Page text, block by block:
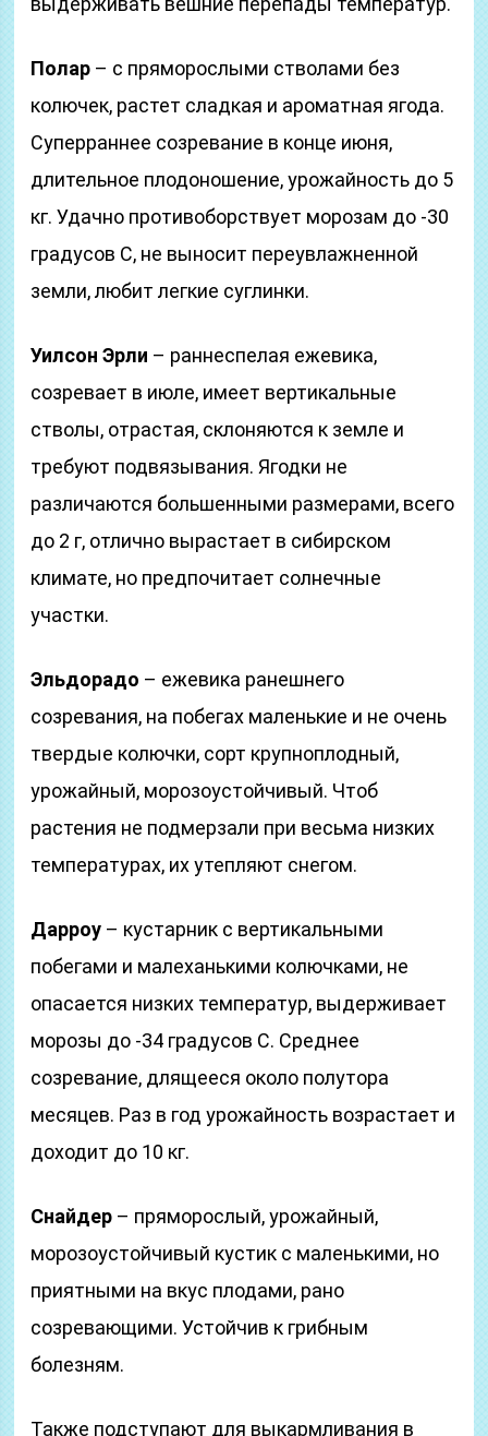
Полар – с пряморослыми стволами без
колючек, растет сладкая и ароматная ягода.
Суперраннее созревание в конце июня,
длительное плодоношение, урожайность до 5
кг. Удачно противоборствует морозам до -30
градусов С, не выносит переувлажненной
земли, любит легкие суглинки.
Уилсон Эрли – раннеспелая ежевика,
созревает в июле, имеет вертикальные
стволы, отрастая, склоняются к земле и
требуют подвязывания. Ягодки не
различаются большенными размерами, всего
до 2 г, отлично вырастает в сибирском
климате, но предпочитает солнечные
участки.
Эльдорадо – ежевика ранешнего
созревания, на побегах маленькие и не очень
твердые колючки, сорт крупноплодный,
урожайный, морозоустойчивый. Чтоб
растения не подмерзали при весьма низких
температурах, их утепляют снегом.
Дарроу – кустарник с вертикальными
побегами и малеханькими колючками, не
опасается низких температур, выдерживает
морозы до -34 градусов С. Среднее
созревание, длящееся около полутора
месяцев. Раз в год урожайность возрастает и
доходит до 10 кг.
Снайдер – пряморослый, урожайный,
морозоустойчивый кустик с маленькими, но
приятными на вкус плодами, рано
созревающими. Устойчив к грибным
болезням.
Также подступают для выкармливания в